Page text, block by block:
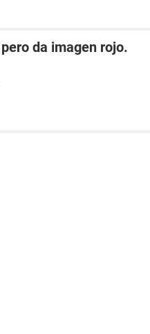
da imagen rojo.